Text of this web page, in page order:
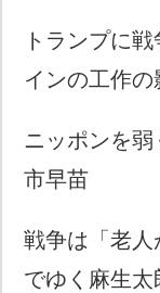
トランプに
インの工作の
ニッポンを
市早苗
戦争は「老
でゆく麻生太